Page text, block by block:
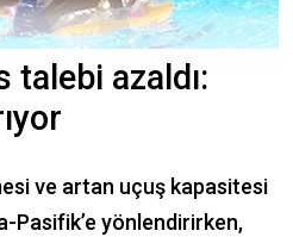
talebi azaldı:
ve artan uçuş kapasitesi
Pasifik’e yönlendirirken,